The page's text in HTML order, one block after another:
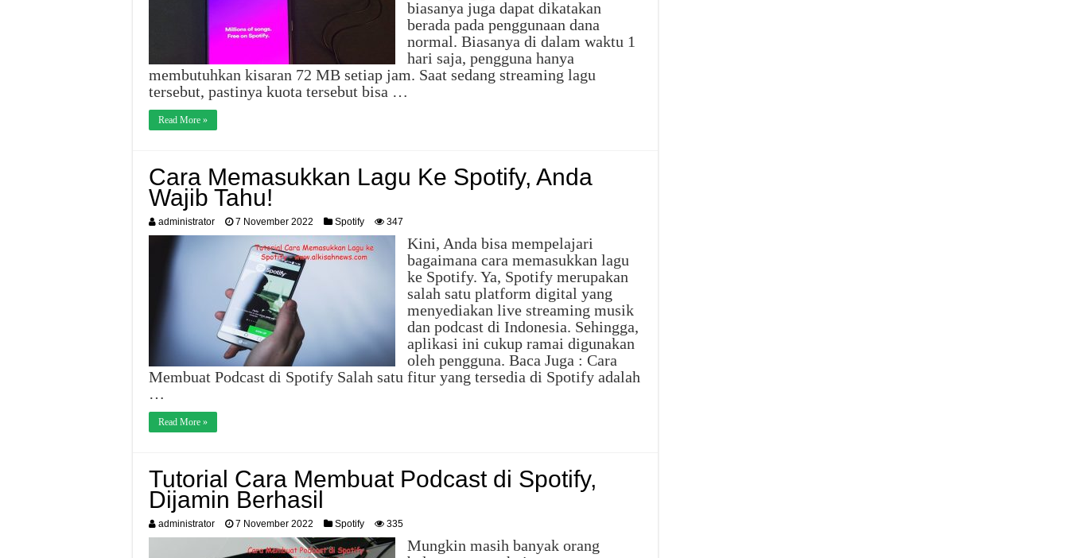
biasanya juga dapat dikatakan
berada pada penggunaan dana
normal. Biasanya di dalam waktu 1
hari saja, pengguna hanya
membutuhkan kisaran 72 MB setiap jam. Saat sedang streaming lagu
tersebut, pastinya kuota tersebut bisa …
Read More »
Cara Memasukkan Lagu Ke Spotify, Anda
Wajib Tahu!
administrator 7 November 2022 Spotify 347
Kini, Anda bisa mempelajari
bagaimana cara memasukkan lagu
ke Spotify. Ya, Spotify merupakan
salah satu platform digital yang
menyediakan live streaming musik
dan podcast di Indonesia. Sehingga,
aplikasi ini cukup ramai digunakan
oleh pengguna. Baca Juga : Cara
Membuat Podcast di Spotify Salah satu fitur yang tersedia di Spotify adalah
…
Read More »
Tutorial Cara Membuat Podcast di Spotify,
Dijamin Berhasil
administrator 7 November 2022 Spotify 335
Mungkin masih banyak orang